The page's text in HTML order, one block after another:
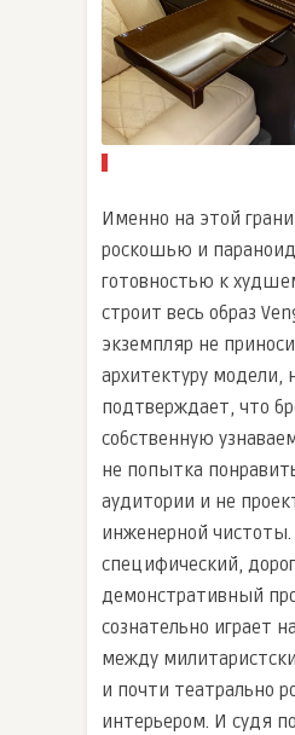
Именно на этой
роскошью и
готовностью к
строит весь образ
экземпляр не
архитектуру модели,
подтверждает, что
собственную
не попытка
аудитории и не
инженерной чистоты.
специфический,
демонстративный
сознательно играет
между
и почти театрально
интерьером. И судя